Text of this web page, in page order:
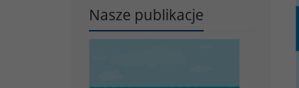
Nasze publikacje